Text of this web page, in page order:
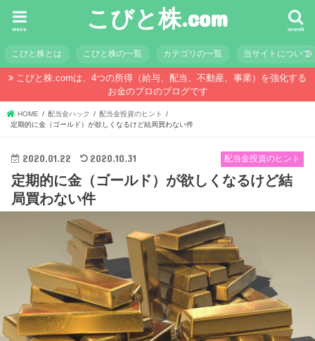
こびと株.com search
menu
こびと株とは こびと株の一覧 カテゴリの一覧 当サイトについて
こびと株.comは、4つの所得（給与、配当、不動産、事業）を強化する
お金のプロのブログです
HOME 配当金ハック
配当金投資のヒント
定期的に金（ゴールド）が欲しくなるけど結局買わない件
配当金投資のヒント
2020.01.22 2020.10.31
定期的に金（ゴールド）が欲しくなるけど結
局買わない件